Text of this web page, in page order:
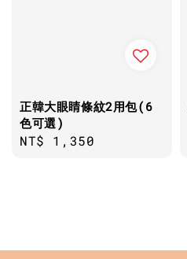
正韓大眼睛條紋2用包(6
色可選)
Regular
NT$ 1,350